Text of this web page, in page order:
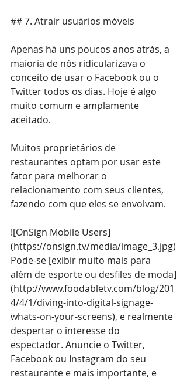
## 7. Atrair usuários móveis
Apenas há uns poucos anos atrás, a
maioria de nós ridicularizava o
conceito de usar o Facebook ou o
Twitter todos os dias. Hoje é algo
muito comum e amplamente
aceitado.
Muitos proprietários de
restaurantes optam por usar este
fator para melhorar o
relacionamento com seus clientes,
fazendo com que eles se envolvam.
![OnSign Mobile Users]
(https://onsign.tv/media/image_3.jpg)
Pode-se [exibir muito mais para
além de esporte ou desfiles de moda]
(http://www.foodabletv.com/blog/201
4/4/1/diving-into-digital-signage-
whats-on-your-screens), e realmente
despertar o interesse do
espectador. Anuncie o Twitter,
Facebook ou Instagram do seu
restaurante e mais importante, e